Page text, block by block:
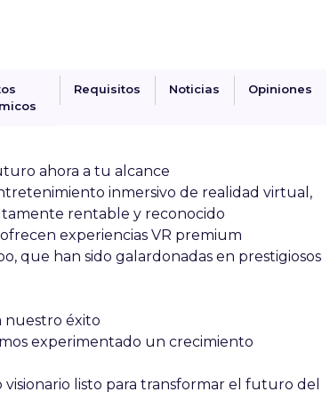
Requisitos Noticias Opiniones
ahora a tu alcance
inmersivo de realidad virtual,
rentable y reconocido
experiencias VR premium
que han sido galardonadas en prestigiosos
nuestro éxito
experimentado un crecimiento
listo para transformar el futuro del